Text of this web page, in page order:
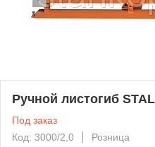
Ручной листогиб
Под заказ
Код: 3000/2,0
Розница